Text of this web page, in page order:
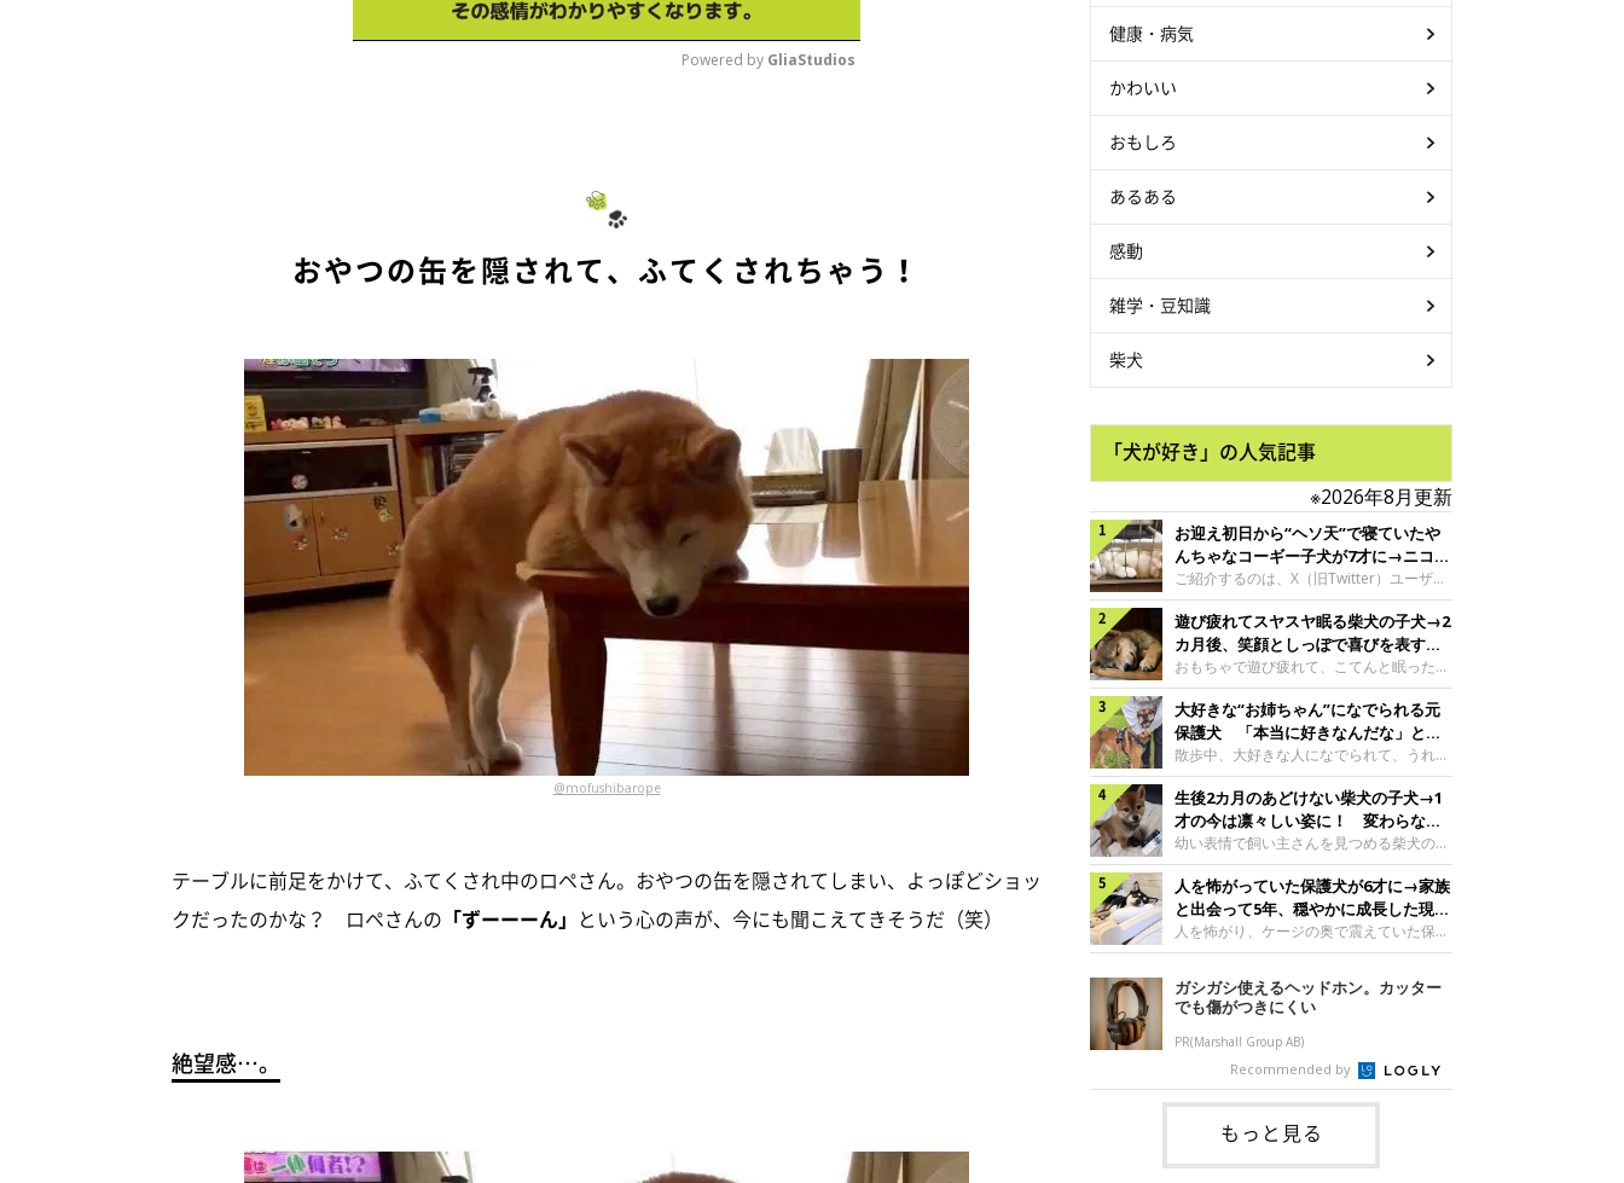
Powered by GliaStudios
おやつの缶を隠されて、ふてくされちゃう！
@mofushibarope
テーブルに前足をかけて、ふてくされ中のロペさん。おやつの缶を隠されてしまい、よっぽどショッ
クだったのかな？ ロペさんの 「ずーーーん」 という心の声が、今にも聞こえてきそうだ（笑）
絶望感…。
健康・病気
かわいい
おもしろ
あるある
感動
雑学・豆知識
柴犬
「犬が好き」の人気記事
※2026年8月更新
お迎え初日から“ヘソ天”で寝ていたや
んちゃなコーギー子犬が7才に→ニコニ
コ“コーギースマイル”が魅力のコに成
長！
ご紹介するのは、X（旧Twitter）ユーザー
＠Kus1oKg2vsgdWS2さんの愛犬でウェル
シュ・コーギー・ペンブロークの神楽ちゃ
ん。今年の8月で7才になるという神楽ちゃ
んですが、いったいどんな子犬時代を過ご
したのでしょうか。今回は、神楽ちゃんの
成長を飼い主さんと振り返ります！神楽ち
ゃんの成長について聞いた！お迎えから数
日後の神楽ちゃん（撮影時生後2カ月）＠
Kus1oKg2vsgdWS2――お迎え当初の神楽
ちゃんの様子について教えてください。飼
い主さん： 「お迎え当日から“ヘソ天”で寝
るようなコでし
遊び疲れてスヤスヤ眠る柴犬の子犬→2
カ月後、笑顔としっぽで喜びを表すコ
に成長！
おもちゃで遊び疲れて、こてんと眠った子
犬。あれから2カ月、表情や行動にさまざ
まな変化が見られるようになりました。遊
び疲れて眠る生後2カ月のなっちゃん遊び
疲れた様子のなっちゃん。@Pkndg_紹介
するのは、X（旧Twitter）ユーザー
@Pkndg_さんの愛犬・なっちゃん（取材
時、生後4カ月／柴犬）。こちらの写真
は、なっちゃんが生後2カ月のころに撮影
された一枚です。この日、なっちゃんは家
族と一緒におもちゃで遊んでいました。た
くさん遊んで疲れたのか、その後は眠り始
めたそうです。眠るなっちゃん。
@Pkndg_
大好きな“お姉ちゃん”になでられる元
保護犬 「本当に好きなんだな」と感
じる表情にほっこり
散歩中、大好きな人になでられて、うれし
そうな表情を見せる元保護犬。甘えるよう
な姿に、見ているこちらまでほっこりしま
す。大好きな“お姉ちゃん”に甘える小次郎
くん妹さんになでてもらい、うれしそうな
表情を見せる小次郎くん（2026年6月撮
影）。@mika_Jimmy紹介するのは、X（旧
Twitter）ユーザー@mika_Jimmyさんの愛
犬・小次郎くん（撮影時5才）。こちら
は、飼い主さんの妹さんと一緒に散歩をし
日、飼い主さんは実家から自宅へ帰る途
中、妹さんと公園で待ち合わせ
生後2カ月のあどけない柴犬の子犬→1
才の今は凛々しい姿に！ 変わらない
「くりくりおめめ」にもほっこり
幼い表情で飼い主さんを見つめる柴犬の子
犬。1才を迎えた現在はすっかり成犬らし
くなりましたが、子犬のころから変わらな
いところもあるそうです。家族に迎えたば
かりの小さな慎之介くん生後2カ月の慎之
介くん。@BLACKpurupuru紹介するの
@BLACKpurupuruさんの愛犬・慎之介く
ん（取材時1才／柴犬）です。こちらは、
慎之介くんが生後2カ月のころ、家族に迎
えて約2週間後に撮影された一枚。小さな
体とあどけない表情が印象的です。飼い主
さんの夫に抱っこされる慎之介くん。@B
人を怖がっていた保護犬が6才に→家族
と出会って5年、穏やかに成長した現在
の姿にグッとくる
人を怖がり、ケージの奥で震えていた保護
犬。家族と出会って5年、今では笑顔を見
せ、飼い主さんの娘さんにも少しずつ心を
開くようになりました。（写真左から）先
住犬・ライナちゃん、レオナちゃん。
@lina_and_leona紹介するのは、
Instagramユーザー@lina_and_leonaさん
の愛犬・レオナちゃん（取材時6才／柴犬
／写真右）です。穏やかで優しい表情を見
せる今の姿からは想像できませんが、レオ
ナちゃんには悲しい過去があるといいま
す。人が怖くてケージの中で震えていた家
ガシガシ使えるヘッドホン。カッター
でも傷がつきにくい
PR(Marshall Group AB)
Recommended by
もっと見る